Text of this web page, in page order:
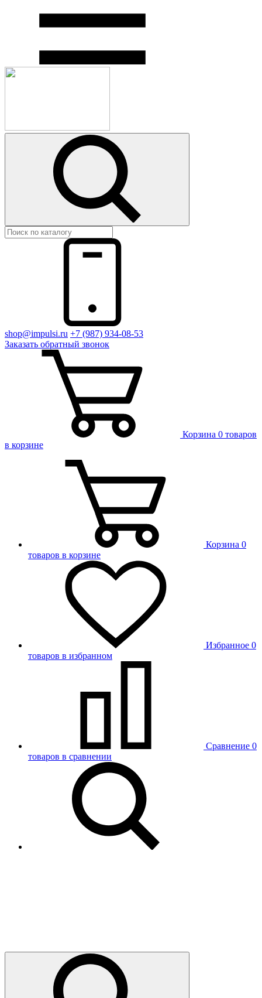
shop@impulsi.ru +7 (987) 934-08-53
Заказать обратный звонок
Корзина 0 товаров
в корзине
Корзина 0
товаров в корзине
Избранное 0
товаров в избранном
Сравнение 0
товаров в сравнении